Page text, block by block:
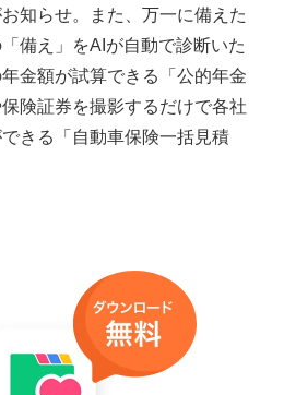
知らせ。また、万一に備えた
備え」をAIが自動で診断いた
金額が試算できる「公的年金
険証券を撮影するだけで各社
きる「自動車保険一括見積